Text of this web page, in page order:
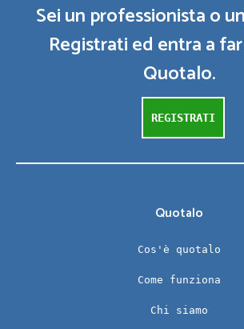
Sei un professionista o
Registrati ed entra a
Quotalo.
REGISTRATI
Quotalo
Cos'è quotalo
Come funziona
Chi siamo